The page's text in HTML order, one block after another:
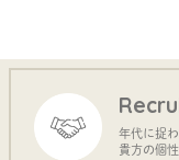
年代に捉
貴方の個